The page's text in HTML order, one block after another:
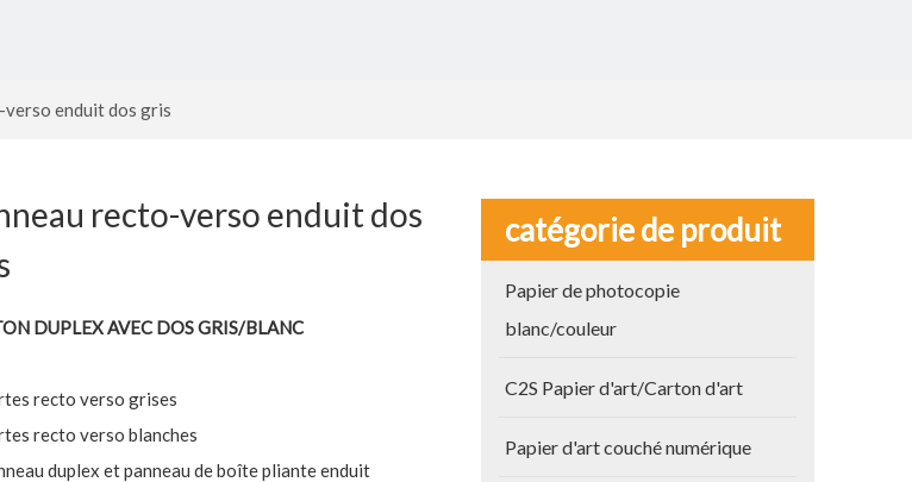
enduit dos gris
recto-verso enduit dos
DUPLEX AVEC DOS GRIS/BLANC
recto verso grises
recto verso blanches
duplex et panneau de boîte pliante enduit
catégorie de produit
Papier de photocopie
blanc/couleur
C2S Papier d'art/Carton d'art
Papier d'art couché numérique